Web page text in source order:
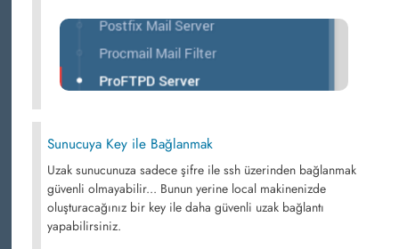
Sunucuya Key ile Bağlanmak
Uzak sunucunuza sadece şifre ile ssh üzerinden bağlanmak
güvenli olmayabilir... Bunun yerine local makinenizde
oluşturacağınız bir key ile daha güvenli uzak bağlantı
yapabilirsiniz.